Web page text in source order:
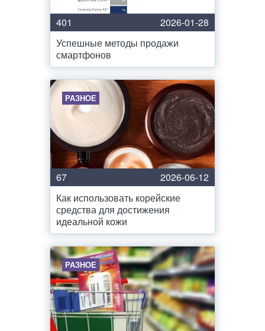
401
2026-01-28
Успешные методы продажи
смартфонов
РАЗНОЕ
67
2026-06-12
Как использовать корейские
средства для достижения
идеальной кожи
РАЗНОЕ